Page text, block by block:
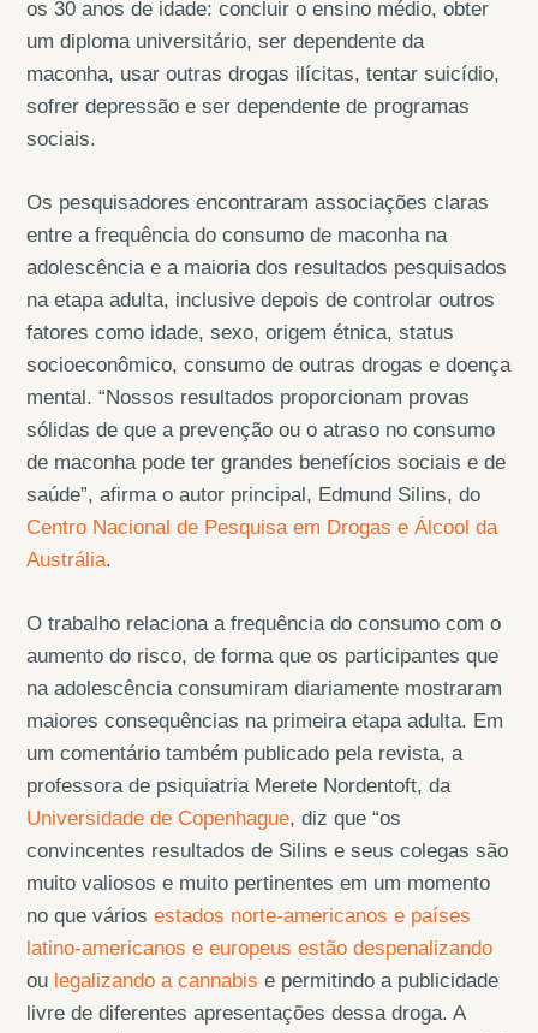
os 30 anos de idade: concluir o ensino médio, obter
um diploma universitário, ser dependente da
maconha, usar outras drogas ilícitas, tentar suicídio,
sofrer depressão e ser dependente de programas
sociais.
Os pesquisadores encontraram associações claras
entre a frequência do consumo de maconha na
adolescência e a maioria dos resultados pesquisados
na etapa adulta, inclusive depois de controlar outros
fatores como idade, sexo, origem étnica, status
socioeconômico, consumo de outras drogas e doença
mental. “Nossos resultados proporcionam provas
sólidas de que a prevenção ou o atraso no consumo
de maconha pode ter grandes benefícios sociais e de
saúde”, afirma o autor principal, Edmund Silins, do
Centro Nacional de Pesquisa em Drogas e Álcool da
Austrália.
O trabalho relaciona a frequência do consumo com o
aumento do risco, de forma que os participantes que
na adolescência consumiram diariamente mostraram
maiores consequências na primeira etapa adulta. Em
um comentário também publicado pela revista, a
professora de psiquiatria Merete Nordentoft, da
Universidade de Copenhague, diz que “os
convincentes resultados de Silins e seus colegas são
muito valiosos e muito pertinentes em um momento
no que váriosestados norte-americanos e países
latino-americanos e europeus estão despenalizando
ou legalizando a cannabis e permitindo a publicidade
livre de diferentes apresentações dessa droga. A